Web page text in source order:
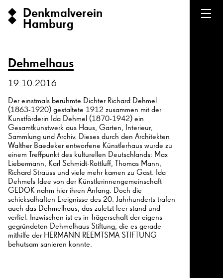
Denkmalverein
Hamburg
Dehmelhaus
19.10.2016
Der einstmals berühmte Dichter Richard Dehmel
(1863-1920) gestaltete 1912 zusammen mit der
Kunstförderin Ida Dehmel (1870-1942) ein
Gesamtkunstwerk aus Haus, Garten, Interieur,
Sammlung und Archiv. Dieses durch den Architekten
Walther Baedeker entworfene Künstlerhaus wurde zu
einem Treffpunkt des kulturellen Deutschlands: Max
Liebermann, Karl Schmidt-Rottluff, Thomas Mann,
Richard Strauss und viele mehr kamen zu Gast. Ida
Dehmels Idee von der Künstlerinnengemeinschaft
GEDOK nahm hier ihren Anfang. Doch die
schicksalhaften Ereignisse des 20. Jahrhunderts trafen
auch das Dehmelhaus, das zuletzt leer stand und
verfiel. Inzwischen ist es in Trägerschaft der eigens
gegründeten Dehmelhaus Stiftung, die es gerade
mithilfe der HERMANN REEMTSMA STIFTUNG
behutsam sanieren konnte.